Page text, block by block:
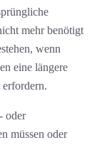
mehr benötigt
wenn
eine längere
oder
müssen oder